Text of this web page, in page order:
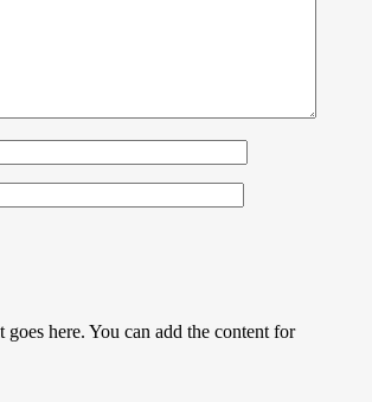
goes here. You can add the content for